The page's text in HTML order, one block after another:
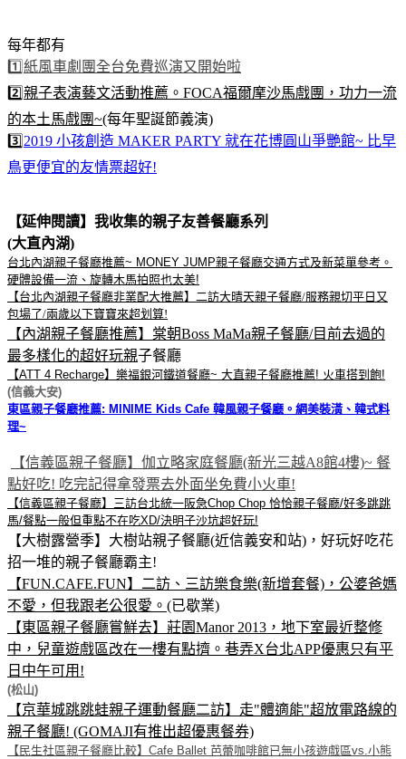
每年都有
1️⃣紙風車劇團全台免費巡演又開始啦
2️⃣親子表演藝文活動推薦。FOCA福爾摩沙馬戲團，功力一流
的本土馬戲團~(每年聖誕節義演)
3️⃣ 2019 小孩創造 MAKER PARTY 就在花博圓山爭艷館~ 比早
鳥更便宜的友情票超好!
【延伸閱讀】我收集的親子友善餐廳系列
(大直內湖)
台北內湖親子餐廳推薦~ MONEY JUMP親子餐廳交通方式及新菜單參考。
硬體設備一流、旋轉木馬拍照也太美!
【台北內湖親子餐廳非業配大推薦】二訪大晴天親子餐廳/服務親切平日又
包場了/兩歲以下寶寶來超划算!
【內湖親子餐廳推薦】棠朝Boss MaMa親子餐廳/目前去過的
最多樣化的超好玩親子餐廳
【ATT 4 Recharge】樂福銀河鐵道餐廳~ 大直親子餐廳推薦! 火車搭到飽!
(信義大安)
東區親子餐廳推薦: MINIME Kids Cafe 韓風親子餐廳。網美裝潢、韓式料
理~
【信義區親子餐廳】伽立略家庭餐廳(新光三越A8館4樓)~ 餐
點好吃! 吃完記得拿發票去外面坐免費小火車!
【信義區親子餐廳】三訪台北統一阪急Chop Chop 恰恰親子餐廳/好多跳跳
馬/餐點一般但重點不在吃XD/決明子沙坑超好玩!
【大樹露營季】大樹站親子餐廳(近信義安和站)，好玩好吃花
招一堆的親子餐廳霸主!
【FUN.CAFE.FUN】二訪、三訪樂食樂(新增套餐)，公婆爸媽
不愛，但我跟老公很愛。 (已歇業)
【東區親子餐廳嘗鮮去】莊園Manor 2013，地下室最近整修
中，兒童遊戲區改在一樓有點擠。巷弄X台北APP優惠只有平
日中午可用!
(松山)
【京華城跳跳蛙親子運動餐廳二訪】走"體適能"超放電路線的
親子餐廳! (GOMAJI有推出超優惠餐券)
【民生社區親子餐廳比較】Cafe Ballet 芭蕾咖啡館已無小孩遊戲區vs.小熊